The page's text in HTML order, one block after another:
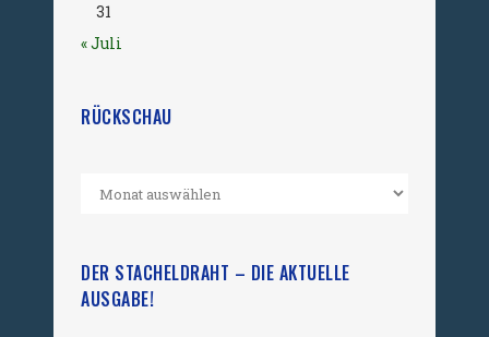
31
« Juli
RÜCKSCHAU
DER STACHELDRAHT – DIE AKTUELLE
AUSGABE!